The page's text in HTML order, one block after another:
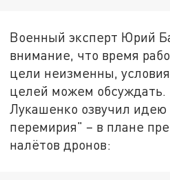
Военный эксперт Юрий
внимание, что время
цели неизменны,
целей можем обсуждать.
Лукашенко озвучил идею
перемирия" – в плане
налётов дронов: